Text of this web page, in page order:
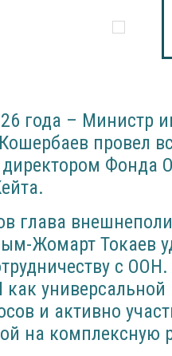
года – Министр
провел
Фонда
глава
Жомарт Токаев
с
и активно
на комплексную